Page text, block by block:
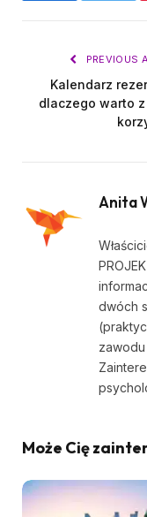
PREVIOUS
Kalendarz
dlaczego warto
Anita
dwóch
Może Cię